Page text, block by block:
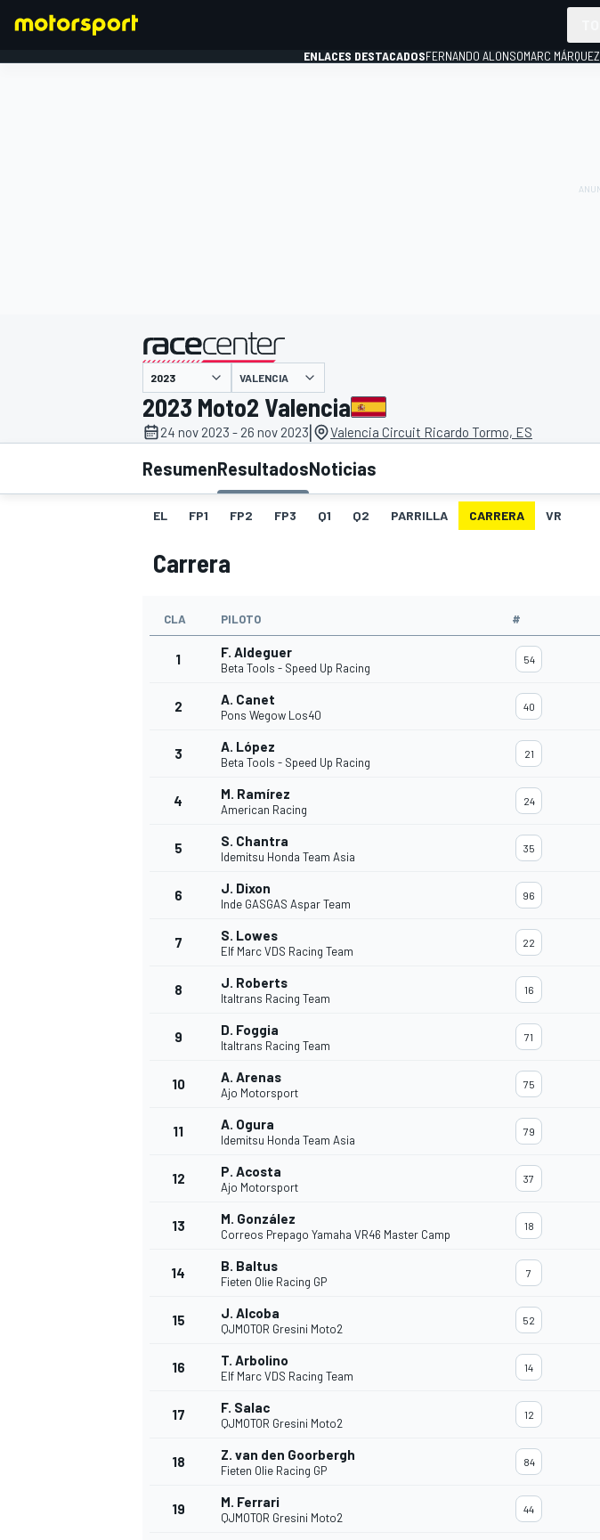
INDYCAR WRC
FÓRMULA E
ENLACES DESTACADOSFERNANDO ALONSOMARC MÁRQUEZ
presentado por
VALENCIA
2023 Moto2 Valencia
24 nov 2023 - 26 nov 2023| Valencia Circuit Ricardo Tormo, ES
ResumenResultadosNoticias
EL FP1 FP2 FP3 Q1 Q2 PARRILLA CARRERA VR
Carrera
CLA PILOTO #
1 F. Aldeguer
Beta Tools - Speed Up Racing
54
2 A. Canet
Pons Wegow Los40
40
3 A. López
Beta Tools - Speed Up Racing
21
4 M. Ramírez
American Racing
24
5 S. Chantra
Idemitsu Honda Team Asia
35
6 J. Dixon
Inde GASGAS Aspar Team
96
7 S. Lowes
Elf Marc VDS Racing Team
22
8 J. Roberts
Italtrans Racing Team
16
9 D. Foggia
Italtrans Racing Team
71
10 A. Arenas
Ajo Motorsport
75
11 A. Ogura
Idemitsu Honda Team Asia
79
12 P. Acosta
Ajo Motorsport
37
13 M. González
Correos Prepago Yamaha VR46 Master Camp
18
14 B. Baltus
Fieten Olie Racing GP
7
15 J. Alcoba
QJMOTOR Gresini Moto2
52
16 T. Arbolino
Elf Marc VDS Racing Team
14
17 F. Salac
QJMOTOR Gresini Moto2
12
18 Z. van den Goorbergh
Fieten Olie Racing GP
84
19 M. Ferrari
QJMOTOR Gresini Moto2
44